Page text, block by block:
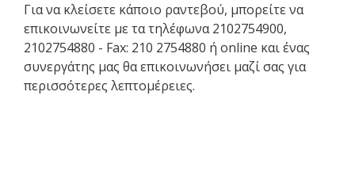
Για να κλείσετε κάποιο ραντεβού, μπορείτε να
επικοινωνείτε με τα τηλέφωνα 2102754900,
2102754880 - Fax: 210 2754880 ή online και ένας
συνεργάτης μας θα επικοινωνήσει μαζί σας για
περισσότερες λεπτομέρειες.